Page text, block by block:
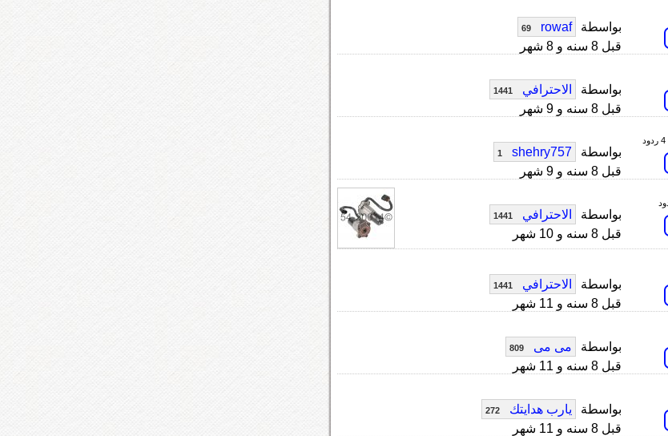
بواسطة rowaf
69
قبل 8 سنه و 8 شهر
بواسطة الاحترافي 1441
قبل 8 سنه و 9 شهر
4 ردود
بواسطة shehry757
1
قبل 8 سنه و 9 شهر
بواسطة الاحترافي 1441
قبل 8 سنه و 10 شهر
بواسطة الاحترافي 1441
قبل 8 سنه و 11 شهر
بواسطة مى مى 809
قبل 8 سنه و 11 شهر
بواسطة يارب هدايتك 272
قبل 8 سنه و 11 شهر